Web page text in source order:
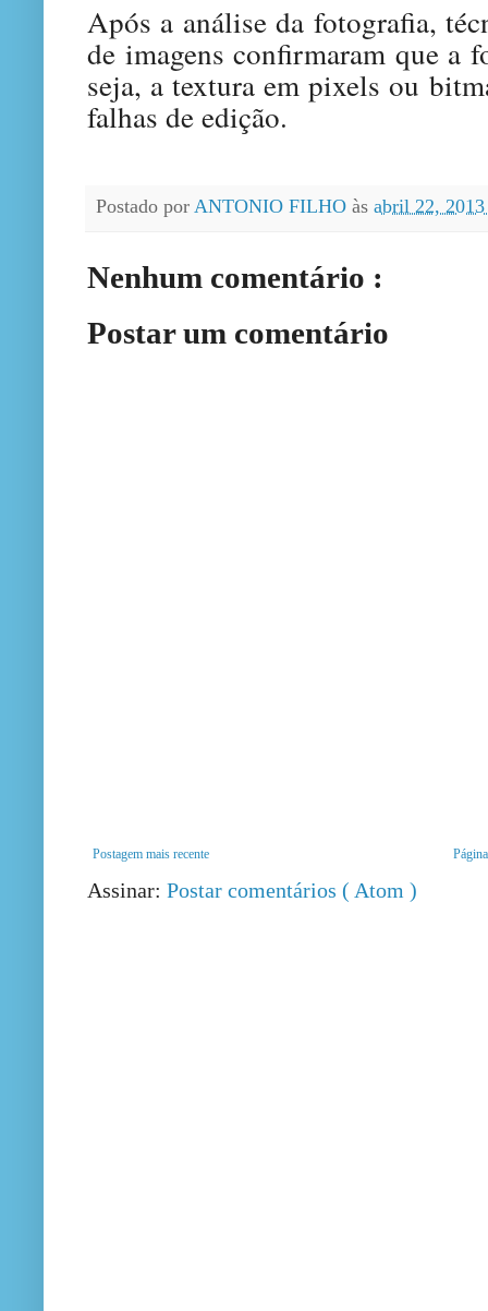
Após a análise da fotografia,
de imagens confirmaram que a
seja, a textura em pixels ou
falhas de edição.
Postado por ANTONIO FILHO às abril 22,
Nenhum comentário :
Postar um comentário
Postagem mais recente
Assinar: Postar comentários ( Atom )